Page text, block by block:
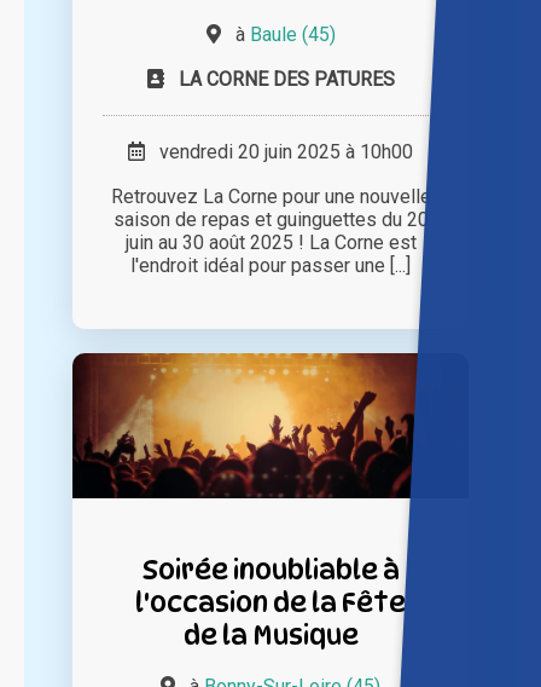
à Baule (45)
LA CORNE DES PATURES
vendredi 20 juin 2025 à 10h00
Retrouvez La Corne pour une nouvelle
saison de repas et guinguettes du 20
juin au 30 août 2025 ! La Corne est
l'endroit idéal pour passer une [...]
Soirée inoubliable à
l'occasion de la Fête
de la Musique